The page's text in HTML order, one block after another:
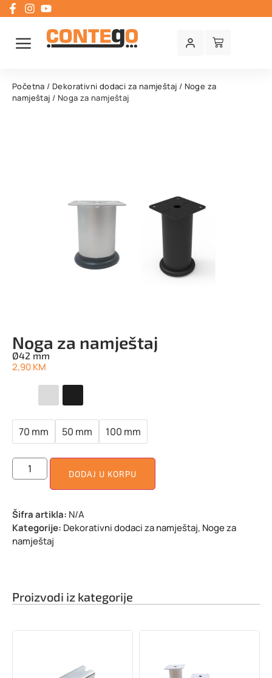
Početna / Dekorativni dodaci za namještaj / Noge za
namještaj / Noga za namještaj
Noga za namještaj
Ø42 mm
2,90KM
70 mm 50 mm 100 mm
DODAJ U KORPU
Šifra artikla: N/A
Kategorije: Dekorativni dodaci za namještaj, Noge za
namještaj
Proizvodi iz kategorije